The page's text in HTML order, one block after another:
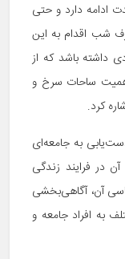
ادامه دارد و حتی
شب اقدام به این
داشته باشد که از
ساحات سرخ و
کرد.
به جامعه‌ای
در فرایند زندگی
آن، آگاهی‌بخشی
به افراد جامعه و